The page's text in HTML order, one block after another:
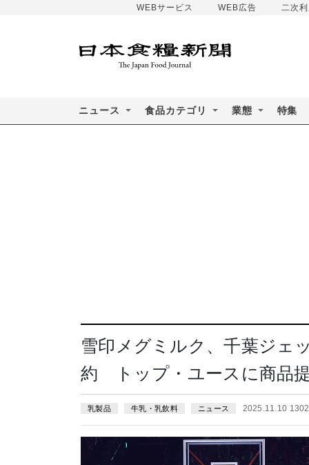
WEBサービス WEB広告 二次
ニュース 食品カテゴリ 業態 特集
雪印メグミルク、千葉ジェ
約 トップ・ユースに商品
乳製品 牛乳・乳飲料 ニュース 2025.11.10